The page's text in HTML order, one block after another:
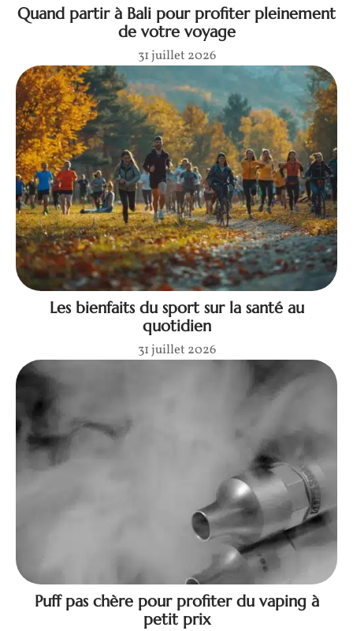
Quand partir à Bali pour profiter pleinement
de votre voyage
31 juillet 2026
Les bienfaits du sport sur la santé au
quotidien
31 juillet 2026
Puff pas chère pour profiter du vaping à
petit prix